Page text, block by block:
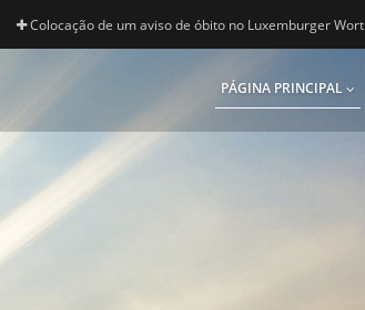
Colocação de um aviso de óbito no Luxemburger Wort
PÁGINA PRINCIPAL